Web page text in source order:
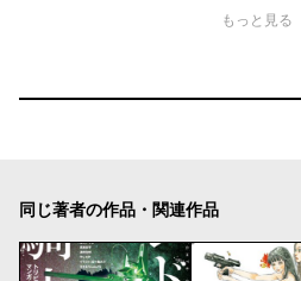
もっと見る
同じ著者の作品・関連作品